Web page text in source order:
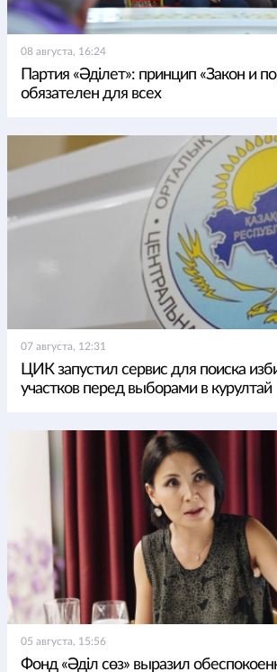
08 августа, 16:24
Партия «Әділет»: принцип «Закон и
обязателен для всех
07 августа, 12:31
ЦИК запустил сервис для поиска
участков перед выборами в курултай
05 августа, 15:56
Фонд «Әділ сөз» выразил